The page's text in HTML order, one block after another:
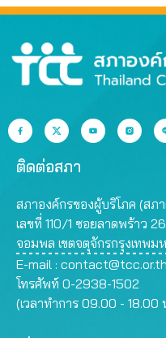
ติดต่อสภา
สภาองค์กรของผู้บริโภค (สภ
เลขที่ 110/1 ซอยลาดพร้าว
จอมพล เขตจตุจักรกรุงเทพม
E-mail : contact@tcc.or.th
โทรศัพท์ 0-2938-1502
(เวลาทำการ 09.00 - 18.00